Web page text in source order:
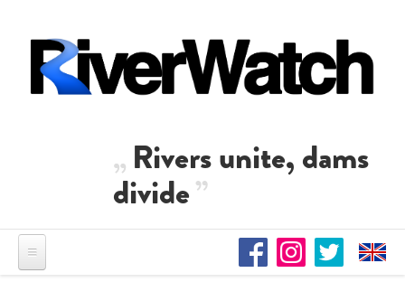
Rivers unite, dams
divide